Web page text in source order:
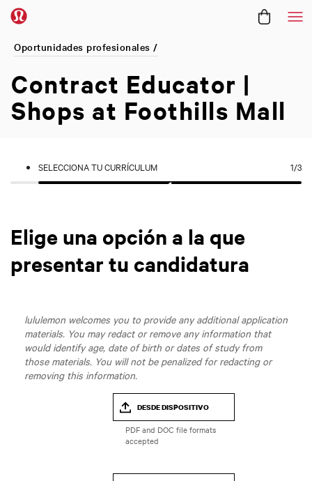
Oportunidades profesionales /
Contract Educator |
Shops at Foothills Mall
SELECCIONA TU CURRÍCULUM 1/3
Elige una opción a la que
presentar tu candidatura
lululemon welcomes you to provide any additional application
materials. You may redact or remove any information that
would identify age, date of birth or dates of study from
those materials. You will not be penalized for redacting or
removing this information.
DESDE DISPOSITIVO